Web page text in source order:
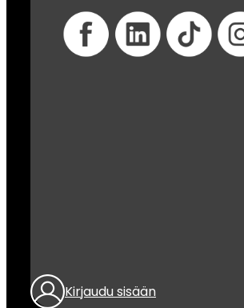
Kirjaudu sisään